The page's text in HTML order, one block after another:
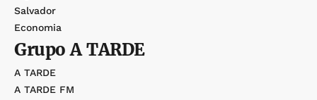
Salvador
Economia
GrupoA TARDE
A TARDE
A TARDE FM